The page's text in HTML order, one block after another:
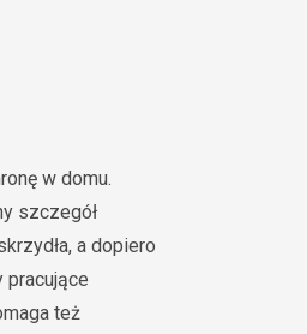
w domu.
szczegół
a dopiero
też